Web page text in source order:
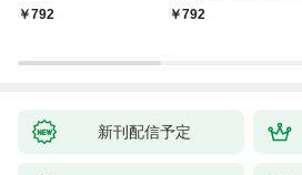
792
にゲームバランスを崩
792
新刊配信予定